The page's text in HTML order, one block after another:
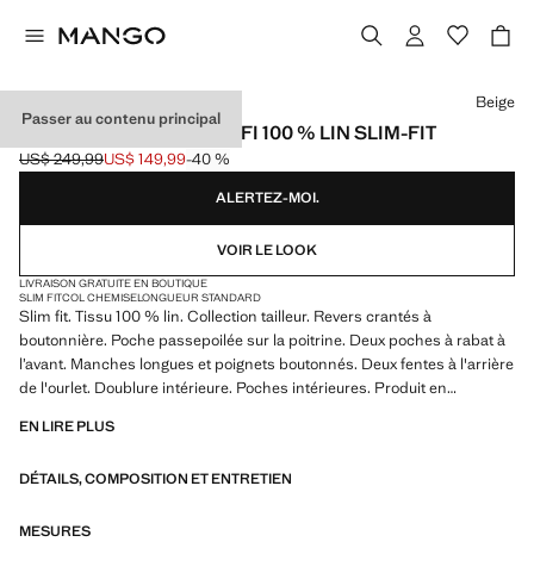
Passer au contenu principal
VESTE COSTUME AMALFI 100 % LIN SLIM-FIT
Prix initial barré [US$ 249,99 ]
US$ 249,99
Prix actuel [US$ 149,99 ]
US$ 149,99-40 %
Choisissez une couleur
Beige
ALERTEZ-MOI.
VOIR LE LOOK
LIVRAISON GRATUITE EN BOUTIQUE
SLIM FITCOL CHEMISELONGUEUR STANDARD
Slim fit. Tissu 100 % lin. Collection tailleur. Revers crantés à
boutonnière. Poche passepoilée sur la poitrine. Deux poches à rabat à
l’avant. Manches longues et poignets boutonnés. Deux fentes à l'arrière
de l'ourlet. Doublure intérieure. Poches intérieures. Produit en
EN LIRE PLUS
DÉTAILS, COMPOSITION ET ENTRETIEN
MESURES